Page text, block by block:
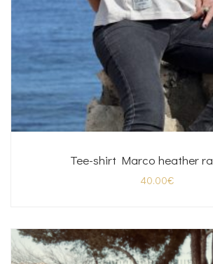
Tee-shirt Marco heather
40.00€